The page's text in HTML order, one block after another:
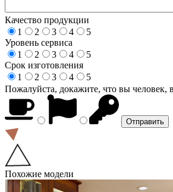
Качество продукции
1
2 3 4
5
Уровень сервиса
1
2 3 4
5
Срок изготовления
1
2 3 4
5
Пожалуйста, докажите, что вы человек,
Похожие модели